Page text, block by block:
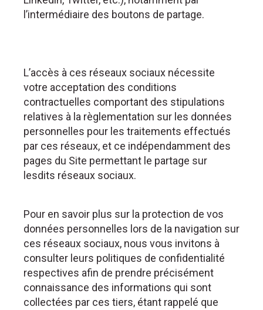
l’intermédiaire des boutons de partage.
L’accès à ces réseaux sociaux nécessite
votre acceptation des conditions
contractuelles comportant des stipulations
relatives à la règlementation sur les données
personnelles pour les traitements effectués
par ces réseaux, et ce indépendamment des
pages du Site permettant le partage sur
lesdits réseaux sociaux.
Pour en savoir plus sur la protection de vos
données personnelles lors de la navigation sur
ces réseaux sociaux, nous vous invitons à
consulter leurs politiques de confidentialité
respectives afin de prendre précisément
connaissance des informations qui sont
collectées par ces tiers, étant rappelé que